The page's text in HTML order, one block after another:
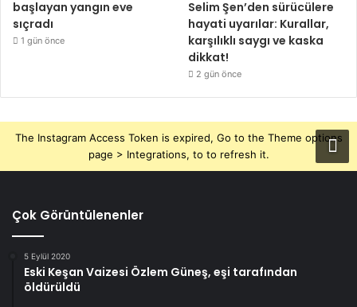
başlayan yangın eve
sıçradı
1 gün önce
Selim Şen’den sürücülere
hayati uyarılar: Kurallar,
karşılıklı saygı ve kaska
dikkat!
2 gün önce
The Instagram Access Token is expired, Go to the Theme options
page > Integrations, to to refresh it.
Çok Görüntülenenler
5 Eylül 2020
Eski Keşan Vaizesi Özlem Güneş, eşi tarafından
öldürüldü